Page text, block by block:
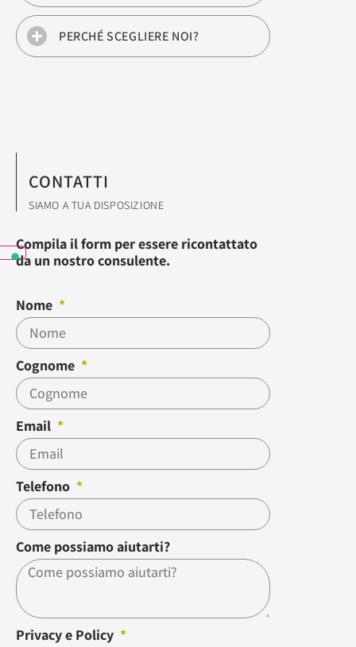
PERCHÉ SCEGLIERE NOI?
CONTATTI
SIAMO A TUA DISPOSIZIONE
Compila il form per essere ricontattato
da un nostro consulente.
Nome
Cognome
Email
Telefono
Come possiamo aiutarti?
Privacy e Policy